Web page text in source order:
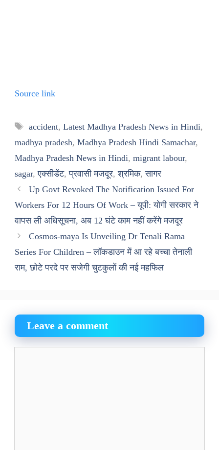
Source link
Tags
accident, Latest Madhya Pradesh News in Hindi,
madhya pradesh, Madhya Pradesh Hindi Samachar,
Madhya Pradesh News in Hindi, migrant labour,
sagar,एक्सीडेंट,प्रवासी मजदूर,श्रमिक,सागर
Up Govt Revoked The Notification Issued For
Workers For 12 Hours Of Work – यूपी: योगी सरकार ने
वापस ली अधिसूचना, अब 12 घंटे काम नहीं करेंगे मजदूर
Cosmos-maya Is Unveiling Dr Tenali Rama
Series For Children – लॉकडाउन में आ रहे बच्चा तेनाली
राम, छोटे परदे पर सजेगी चुटकुलों की नई महफिल
Leave a comment